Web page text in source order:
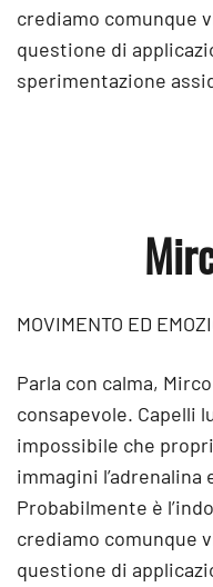
crediamo comunque
questione di
sperimentazione
MOVIMENTO ED
Parla con calma,
consapevole. Capelli
impossibile che
immagini l’adrenalina
Probabilmente è
crediamo comunque
questione di